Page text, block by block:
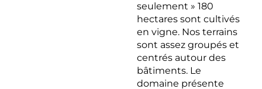
seulement » 180
hectares sont cultivés
en vigne. Nos terrains
sont assez groupés et
centrés autour des
bâtiments. Le
domaine présente